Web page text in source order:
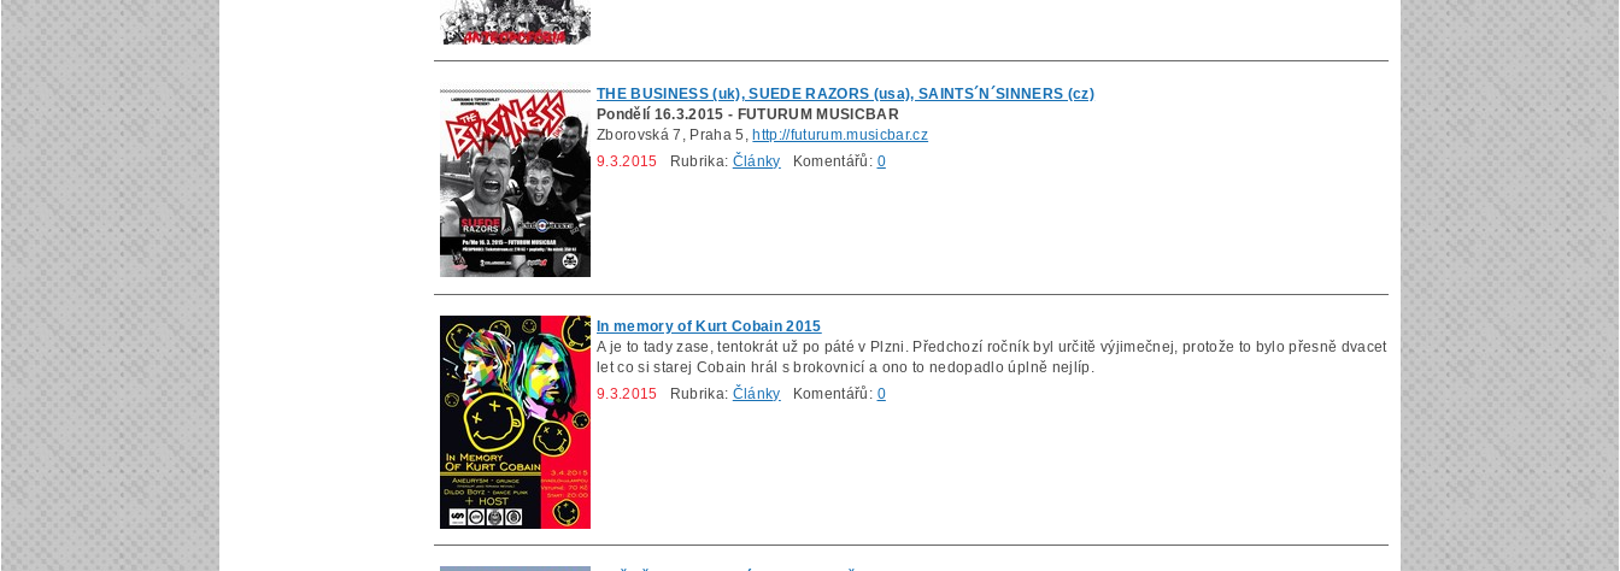
THE BUSINESS (uk), SUEDE RAZORS (usa), SAINTS´N´SINNERS (cz)
Pondělí 16.3.2015 - FUTURUM MUSICBAR
Zborovská 7, Praha 5,http://futurum.musicbar.cz
9.3.2015 Rubrika: Články Komentářů: 0
In memory of Kurt Cobain 2015
A je to tady zase, tentokrát už po páté v Plzni. Předchozí ročník byl určitě výjimečnej, protože to bylo přesně dvacet
let co si starej Cobain hrál s brokovnicí a ono to nedopadlo úplně nejlíp.
9.3.2015 Rubrika: Články Komentářů: 0